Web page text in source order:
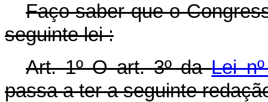
Faço saber que o
seguinte lei :
Art. 1º O art. 3º daLei
passa a ter a seguinte